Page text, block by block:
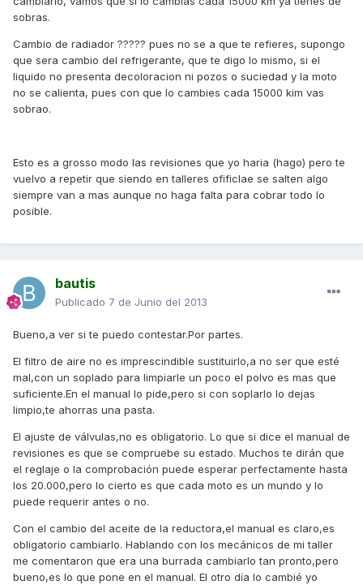
sobras.
Cambio de radiador ????? pues no se a que te refieres, supongo
que sera cambio del refrigerante, que te digo lo mismo, si el
liquido no presenta decoloracion ni pozos o suciedad y la moto
no se calienta, pues con que lo cambies cada 15000 kim vas
sobrao.
Esto es a grosso modo las revisiones que yo haria (hago) pero te
vuelvo a repetir que siendo en talleres ofificlae se salten algo
siempre van a mas aunque no haga falta para cobrar todo lo
posible.
bautis
Publicado 7 de Junio del 2013
Bueno,a ver si te puedo contestar.Por partes.
El filtro de aire no es imprescindible sustituirlo,a no ser que esté
mal,con un soplado para limpiarle un poco el polvo es mas que
suficiente.En el manual lo pide,pero si con soplarlo lo dejas
limpio,te ahorras una pasta.
El ajuste de válvulas,no es obligatorio. Lo que si dice el manual de
revisiones es que se compruebe su estado. Muchos te dirán que
el reglaje o la comprobación puede esperar perfectamente hasta
los 20.000,pero lo cierto es que cada moto es un mundo y lo
puede requerir antes o no.
Con el cambio del aceite de la reductora,el manual es claro,es
obligatorio cambiarlo. Hablando con los mecánicos de mi taller
me comentaron que era una burrada cambiarlo tan pronto,pero
bueno,es lo que pone en el manual. El otro día lo cambié yo